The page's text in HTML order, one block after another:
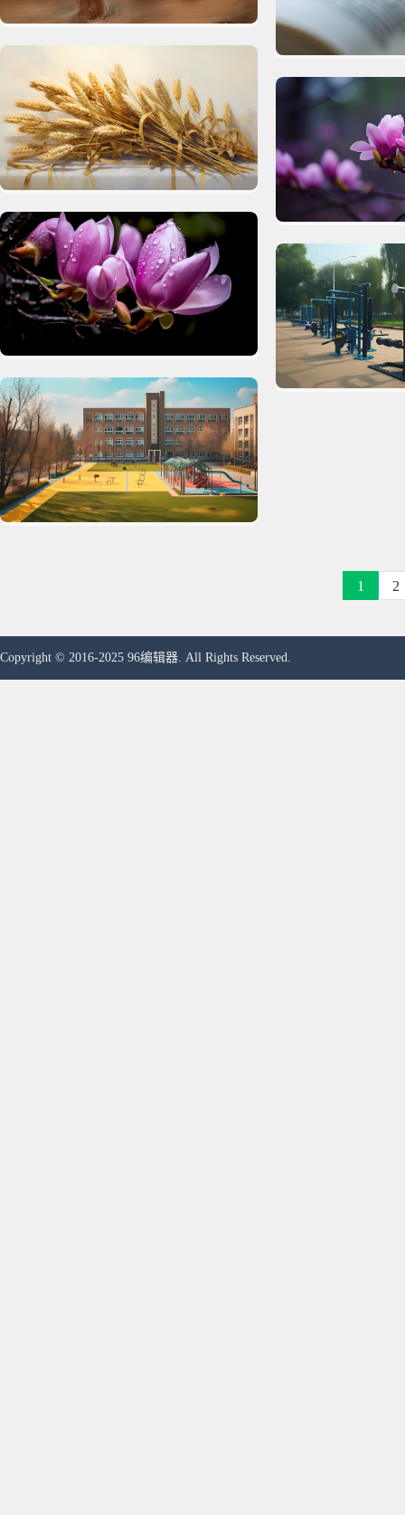
1 2
Copyright © 2016-2025 96编辑器. All Rights Reserved.